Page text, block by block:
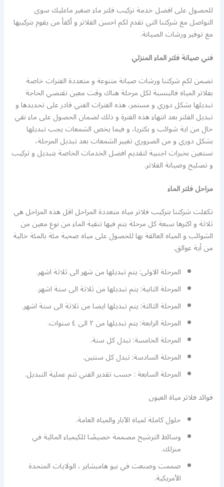
للحصول على افضل خدمة تركيب فلتر ماء صغير ماعليك سوى
التواصل مع شركتنا التي تقدم لكم احسن الفلاتر و أكفأ من يقوم بتركيبها
مع توفير ورشات الصيانة.
فني صيانة فلتر الماء المنزلي
تضمن لكم شركتنا ورشات صيانة متنوعة و متعددة الفترات خاصة
بفلاتر المياه فالبنسبة لكل مرحلة هناك وقت معين تقتضي الحاجة
تبديلها بشكل دوري و مستمر، هذه الفترات الفني قادر على تحديدها و
تبديل الفلتر بعد انتهاء هذه الفترة و ذلك لضمان الحصول على ماء نقي
خال من اية شوائب و بكتريا، و فيما يخص الشمعات يجب تبديلها
بشكل دوري و من الضروري تغيير الشمعات بعد تبديل المرحلة،
نستعين بخبرات اجنبية لتقديم افضل الخدمات الخاصة بتبديل و تركيب
و تصليح وصيانة الفلاتر.
مراحل فلتر الماء
تكفلت شركتنا بتركيب فلاتر مياه متعددة المراحل اقل هذه المراحل هي
ثلاثة و اكثرها سبعة كل مرحلة يتم فيها تنقية الماء من نوع معين من
الشوائب و المياه العالقة بها للحصول على مياه صحية مئة بالمئة خالية
من أية عوالق.
المرحلة الاولى: يتم تبديلها من شهر الى ثلاثة اشهر.
المرحلة الثانية: يتم تبديلها من ثلاثة الى ستة اشهر.
المرحلة الثالثة: يتم تبديلها ايضا من ثلاثة الى ستة اشهر.
المرحلة الرابعة: يتم تبديلها من ٢ الى ٤ سنوات.
المرحلة الخامسة: تبدل كل سنة.
المرحلة السادسة: تبدل كل سنتين.
المرحلة السابعة : حسب تقدير الفني تتم عملية التبديل.
فوائد فلاتر مياة العيون
حلول كاملة لمياه الآبار والمياه العامة.
وسائط الترشيح مصممة خصيصًا للكيمياء المائية في
منزلك.
صممت وصنعت في نيو هامبشاير ، الولايات المتحدة
الأمريكية.